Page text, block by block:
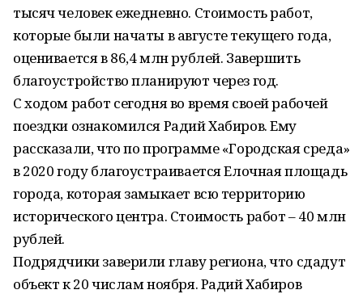
тысяч человек ежедневно. Стоимость работ,
которые были начаты в августе текущего года,
оценивается в 86,4 млн рублей. Завершить
благоустройство планируют через год.
С ходом работ сегодня во время своей рабочей
поездки ознакомился Радий Хабиров. Ему
рассказали, что по программе «Городская среда»
в 2020 году благоустраивается Елочная площадь
города, которая замыкает всю территорию
исторического центра. Стоимость работ – 40 млн
рублей.
Подрядчики заверили главу региона, что сдадут
объект к 20 числам ноября. Радий Хабиров